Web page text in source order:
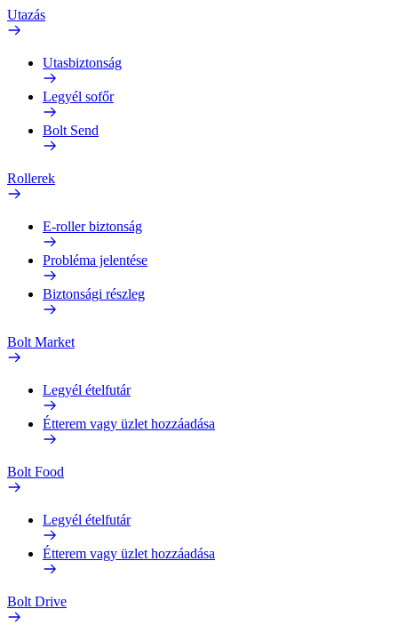
Utazás
Utasbiztonság
Legyél sofőr
Bolt Send
Rollerek
E-roller biztonság
Probléma jelentése
Biztonsági részleg
Bolt Market
Legyél ételfutár
Étterem vagy üzlet hozzáadása
Bolt Food
Legyél ételfutár
Étterem vagy üzlet hozzáadása
Bolt Drive